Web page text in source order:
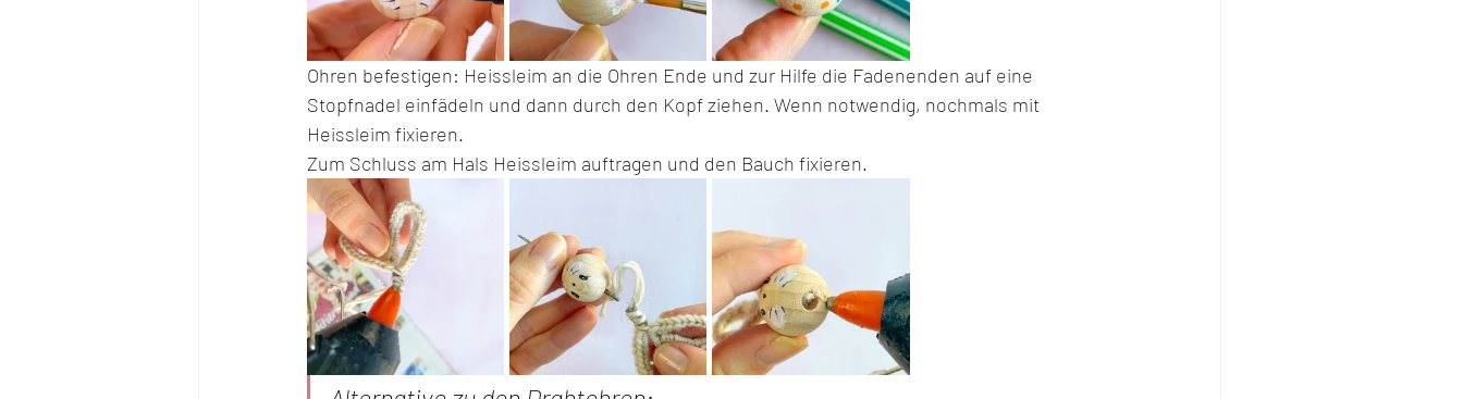
Ohren befestigen: Heissleim an die Ohren Ende und zur Hilfe die Fadenenden auf eine
Stopfnadel einfädeln und dann durch den Kopf ziehen. Wenn notwendig, nochmals mit
Heissleim fixieren.
Zum Schluss am Hals Heissleim auftragen und den Bauch fixieren.